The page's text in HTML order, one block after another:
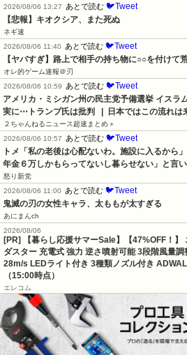
2026/08/06 13:27
あとで読む 🐦Tweet
【悲報】キオクシア、また死ぬ
ネギ速
2026/08/06 11:40
あとで読む 🐦Tweet
【ヤバすぎ】路上で相手の持ち物に○○を付けて
オレ的ゲーム速報＠刃
2026/08/06 10:59
あとで読む 🐦Tweet
アメリカ・ミシガン州の民主党予備選挙 イスラ
実に⋯トランプ氏は批判   |  日本ではこの流れは
２ちゃんねるニュース超速まとめ＋
2026/08/06 10:57
あとで読む 🐦Tweet
トメ「私の老後は心配ないわ。施設に入るから
年金６万しかもらってないし暮らせない」と言
怒り新党
2026/08/06 11:00
あとで読む 🐦Tweet
鬼滅の刃の女性キャラ、太ももが太すぎる
あにまんch
2026/08/06
[PR] 【暮らし応援サマーSale】【47%OFF！】
ダスター 充電式 強力 逆さ噴射可能 3段階風量
28m/s LEDライト付き 3種類ノズル付き
（15:00時点）
エレコム